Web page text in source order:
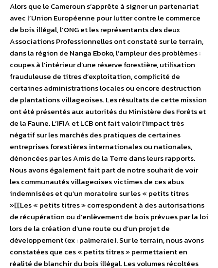
Alors que le Cameroun s’apprête à signer un partenariat
avec l’Union Européenne pour lutter contre le commerce
de bois illégal, l’ONG et les représentants des deux
Associations Professionnelles ont constaté sur le terrain,
dans la région de Nanga Eboko, l’ampleur des problèmes :
coupes à l’intérieur d’une réserve forestière, utilisation
frauduleuse de titres d’exploitation, complicité de
certaines administrations locales ou encore destruction
de plantations villageoises. Les résultats de cette mission
ont été présentés aux autorités du Ministère des Forêts et
de la Faune. L’IFIA et LCB ont fait valoir l’impact très
négatif sur les marchés des pratiques de certaines
entreprises forestières internationales ou nationales,
dénoncées par les Amis de la Terre dans leurs rapports.
Nous avons également fait part de notre souhait de voir
les communautés villageoises victimes de ces abus
indemnisées et qu’un moratoire sur les « petits titres
»[[Les « petits titres » correspondent à des autorisations
de récupération ou d’enlèvement de bois prévues par la loi
lors de la création d’une route ou d’un projet de
développement (ex : palmeraie). Sur le terrain, nous avons
constatées que ces « petits titres » permettaient en
réalité de blanchir du bois illégal. Les volumes récoltées